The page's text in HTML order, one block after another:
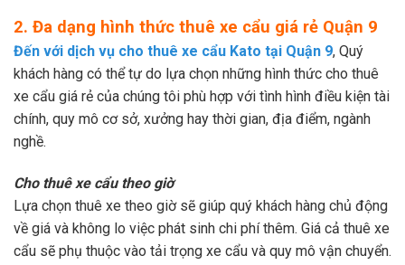
2. Đa dạng hình thức thuê xe cẩu giá rẻ Quận 9
Đến với dịch vụ cho thuê xe cẩu Kato tại Quận 9, Quý
khách hàng có thể tự do lựa chọn những hình thức cho thuê
xe cẩu giá rẻ của chúng tôi phù hợp với tình hình điều kiện tài
chính, quy mô cơ sở, xưởng hay thời gian, địa điểm, ngành
nghề.
Cho thuê xe cẩu theo giờ
Lựa chọn thuê xe theo giờ sẽ giúp quý khách hàng chủ động
về giá và không lo việc phát sinh chi phí thêm. Giá cả thuê xe
cẩu sẽ phụ thuộc vào tải trọng xe cẩu và quy mô vận chuyển.